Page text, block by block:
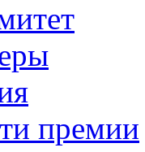
премии